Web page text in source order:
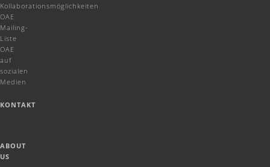
Kollaborationsmöglichkeiten
OAE
Mailing-
Liste
OAE
auf
sozialen
Medien
KONTAKT
ABOUT
US